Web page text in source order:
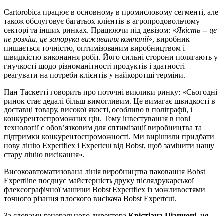
Cartorobica працює в основному в промисловому сегменті, але
також обслуговує багатьох клієнтів в агропродовольчому
секторі та інших ринках. Працюючи під девізом: «Якість -- це
не розкіш, це запорука виживання компанії», виробник
пишається точністю, оптимізованим виробництвом і
швидкістю виконання робіт. Його сильні сторони полягають у
гнучкості щодо різноманітності продуктів і здатності
реагувати на потреби клієнтів у найкоротші терміни.
Пан Таскетті говорить про поточні виклики ринку: «Сьогодні
ринок стає дедалі більш вимогливим. Це вимагає швидкості в
доставці товару, високої якості, особливо в поліграфії, і
конкурентоспроможних цін. Тому інвестування в нові
технології є обов’язковим для оптимізації виробництва та
підтримки конкурентоспроможності. Ми вирішили придбати
нову лінію Expertflex і Expertcut від Bobst, щоб замінити нашу
стару лінію висікання».
Високоавтоматизована лінія виробництва паковання Bobst
Expertline поєднує майстерність друку післядрукарської
флексографічної машини Bobst Expertflex із можливостями
точного різання плоского висікача Bobst Expertcut.